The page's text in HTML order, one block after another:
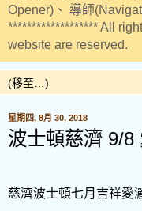
Opener)、 導師
******************* All
website are reserved.
星期四, 8月 30, 2018
波士頓慈濟 9/8
慈濟波⼠頓七⽉ 吉祥愛